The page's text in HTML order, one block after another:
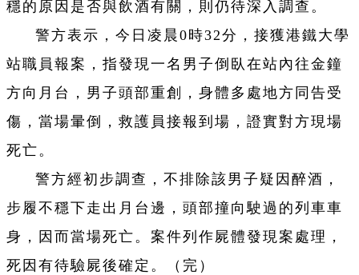
穩的原因是否與飲酒有關，則仍待深入調查。
警方表示，今日凌晨0時32分，接獲港鐵大學
站職員報案，指發現一名男子倒臥在站內往金鐘
方向月台，男子頭部重創，身體多處地方同告受
傷，當場暈倒，救護員接報到場，證實對方現場
死亡。
警方經初步調查，不排除該男子疑因醉酒，
步履不穩下走出月台邊，頭部撞向駛過的列車車
身，因而當場死亡。案件列作屍體發現案處理，
死因有待驗屍後確定。（完）